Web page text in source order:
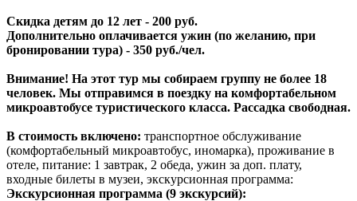
Скидка детям до 12 лет - 200 руб.
Дополнительно оплачивается ужин (по желанию, при
бронировании тура) - 350 руб./чел.
Внимание! На этот тур мы собираем группу не более 18
человек. Мы отправимся в поездку на комфортабельном
микроавтобусе туристического класса. Рассадка свободная.
В стоимость включено: транспортное обслуживание
(комфортабельный микроавтобус, иномарка), проживание в
отеле, питание: 1 завтрак, 2 обеда, ужин за доп. плату,
входные билеты в музеи, экскурсионная программа:
Экскурсионная программа (9 экскурсий):